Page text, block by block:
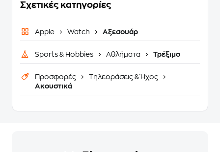
Σχετικές κατηγορίες
Apple Watch Αξεσουάρ
Sports & Hobbies Αθλήματα Τρέξιμο
Προσφορές
Τηλεοράσεις & Ήχος
Ακουστικά